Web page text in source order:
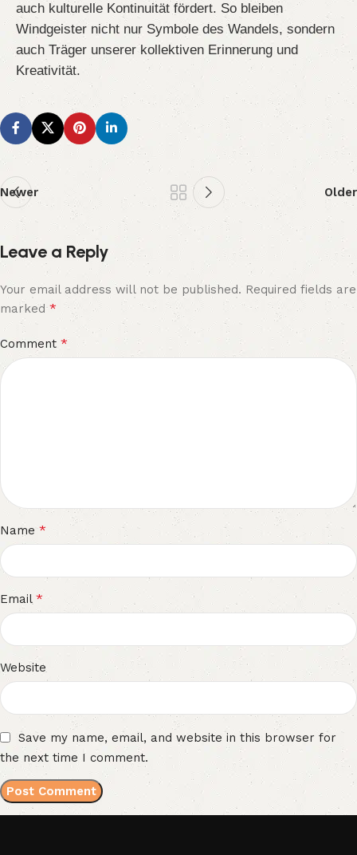
auch kulturelle Kontinuität fördert. So bleiben
Windgeister nicht nur Symbole des Wandels, sondern
auch Träger unserer kollektiven Erinnerung und
Kreativität.
Newer Older
Leave a Reply
Your email address will not be published. Required fields are
marked*
Comment *
Name *
Email *
Website
Save my name, email, and website in this browser for
the next time I comment.